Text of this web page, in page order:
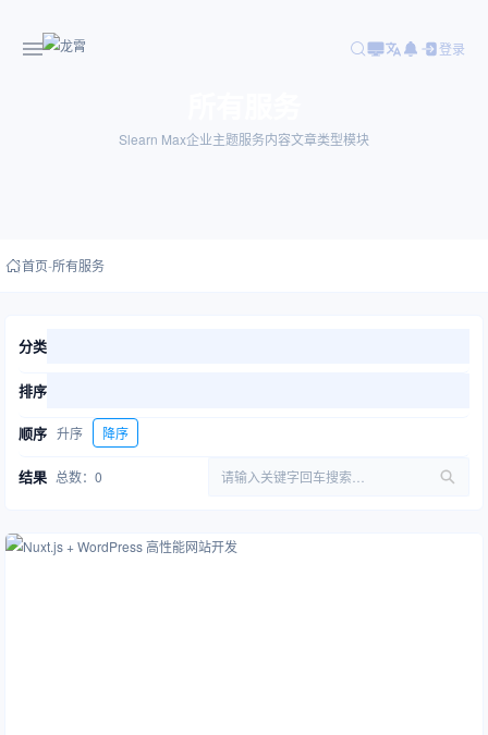
登录
Slearn Max企业主题服务内容文章类型模块
首页-所有服务
分类
排序
顺序 升序 降序
结果 总数：0 请输入关键字回车搜索…